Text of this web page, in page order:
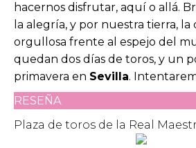
hacernos disfrutar, aquí o allá.
la alegría, y por nuestra tierra, la
orgullosa frente al espejo del
quedan dos días de toros, y un
primavera en Sevilla.
RESEÑA
Plaza de toros de la Real